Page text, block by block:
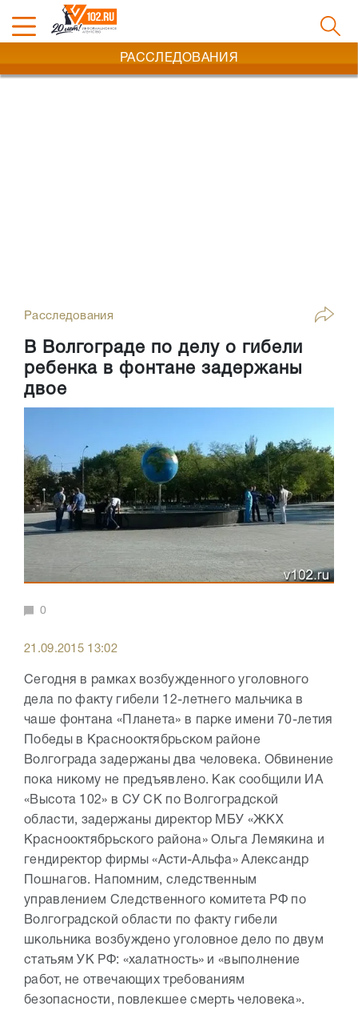
РАССЛЕДОВАНИЯ
Расследования
В Волгограде по делу о гибели
ребенка в фонтане задержаны
двое
0
21.09.2015 13:02
Сегодня в рамках возбужденного уголовного
дела по факту гибели 12-летнего мальчика в
чаше фонтана «Планета» в парке имени 70-летия
Победы в Краснооктябрьском районе
Волгограда задержаны два человека. Обвинение
пока никому не предъявлено. Как сообщили ИА
«Высота 102» в СУ СК по Волгоградской
области, задержаны директор МБУ «ЖКХ
Краснооктябрьского района» Ольга Лемякина и
гендиректор фирмы «Асти-Альфа» Александр
Пошнагов. Напомним, следственным
управлением Следственного комитета РФ по
Волгоградской области по факту гибели
школьника возбуждено уголовное дело по двум
статьям УК РФ: «халатность» и «выполнение
работ, не отвечающих требованиям
безопасности, повлекшее смерть человека».